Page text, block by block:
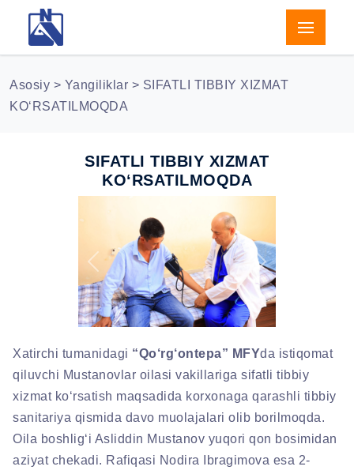
Asosiy > Yangiliklar > SIFATLI TIBBIY XIZMAT
KO‘RSATILMOQDA
SIFATLI TIBBIY XIZMAT
KO‘RSATILMOQDA
Previous Next
Xatirchi tumanidagi “Qo‘rg‘ontepa” MFYda istiqomat
qiluvchi Mustanovlar oilasi vakillariga sifatli tibbiy
xizmat ko‘rsatish maqsadida korxonaga qarashli tibbiy
sanitariya qismida davo muolajalari olib borilmoqda.
Oila boshlig‘i Asliddin Mustanov yuqori qon bosimidan
aziyat chekadi. Rafiqasi Nodira Ibragimova esa 2-